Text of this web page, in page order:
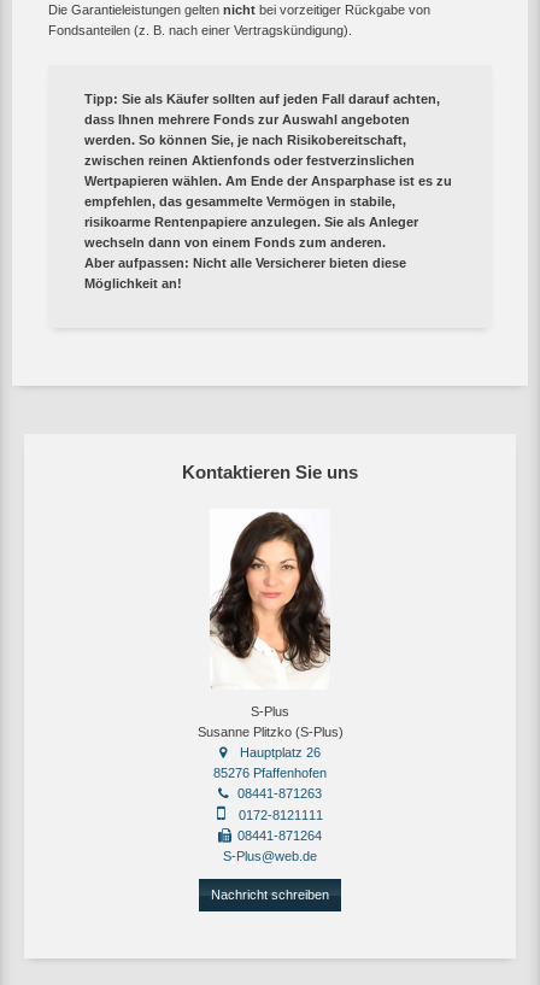
Kontaktieren Sie uns
S-Plus
Susanne Plitzko (S-Plus)
Hauptplatz 26
85276 Pfaffenhofen
08441-871263
0172-8121111
08441-871264
S-Plus@web.de
Nachricht schreiben
Die Garantieleistungen gelten nicht bei vorzeitiger Rückgabe von
Fondsanteilen (z. B. nach einer Vertragskündigung).
Tipp: Sie als Käufer sollten auf jeden Fall darauf achten,
dass Ihnen mehrere Fonds zur Auswahl angeboten
werden. So können Sie, je nach Risikobereitschaft,
zwischen reinen Aktienfonds oder festverzinslichen
Wertpapieren wählen. Am Ende der Ansparphase ist es zu
empfehlen, das gesammelte Vermögen in stabile,
risikoarme Rentenpapiere anzulegen. Sie als Anleger
wechseln dann von einem Fonds zum anderen.
Aber aufpassen: Nicht alle Versicherer bieten diese
Möglichkeit an!